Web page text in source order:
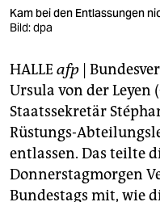
verlag
shop
fragen & hilfe
unterstützen
abo
Kam bei den Entlassungen
Bild: dpa
HALLE afp |
Ursula von der Leyen
Staatssekretär
Rüstungs-
entlassen. Das teilte
Donnerstagmorgen
Bundestags mit, wie